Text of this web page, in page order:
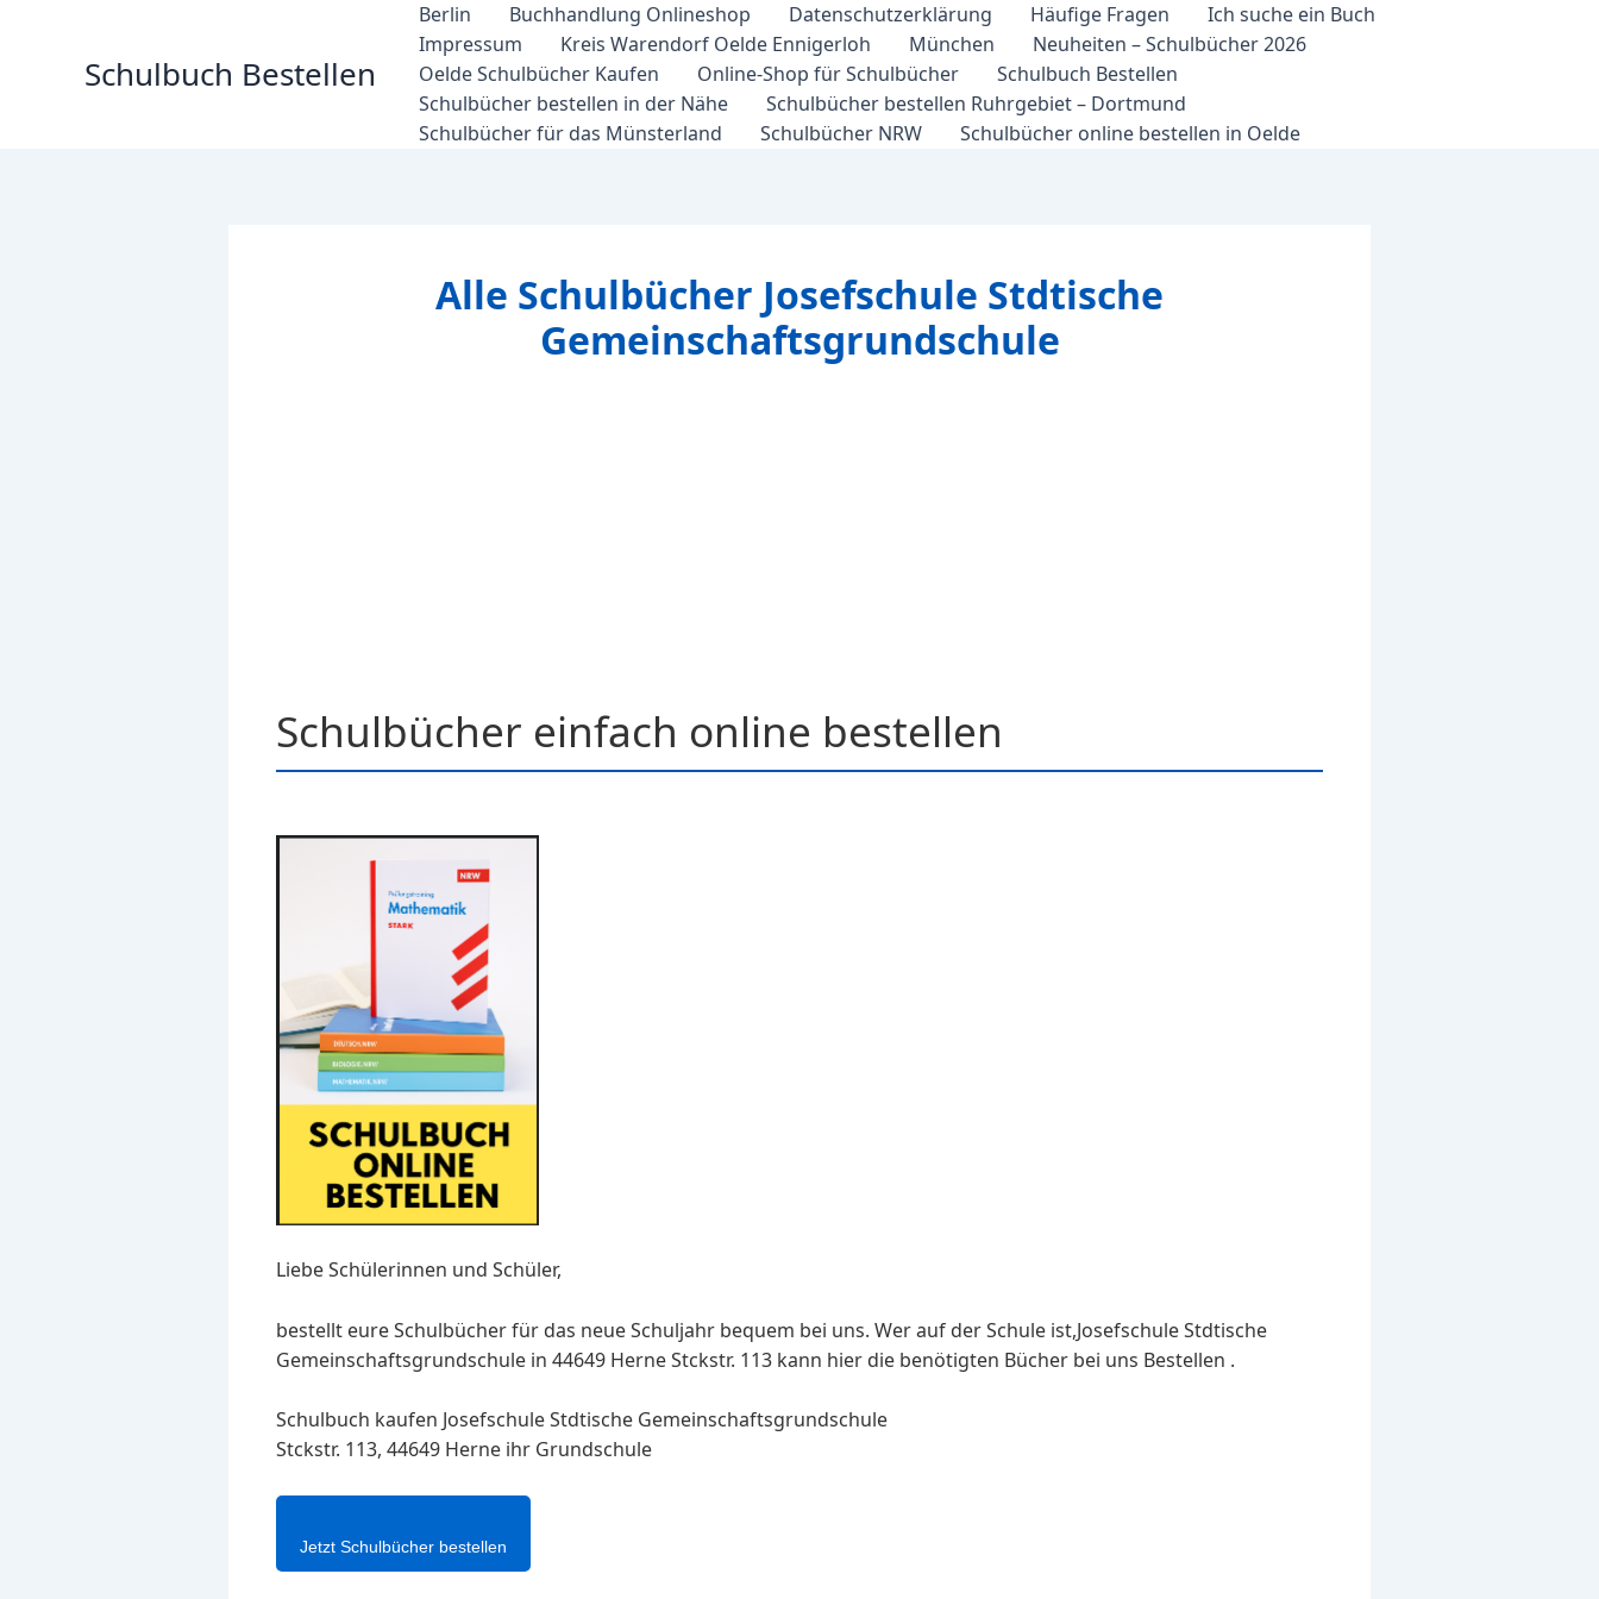
Schulbuch Bestellen
Berlin Buchhandlung Onlineshop Datenschutzerklärung Häufige Fragen
Ich suche ein Buch
Impressum
Kreis Warendorf Oelde Ennigerloh München
Neuheiten – Schulbücher 2026
Oelde Schulbücher Kaufen
Online-Shop für Schulbücher
Schulbuch Bestellen
Schulbücher bestellen in der Nähe
Schulbücher bestellen Ruhrgebiet – Dortmund
Schulbücher für das Münsterland
Schulbücher NRW Schulbücher online bestellen in Oelde
Alle Schulbücher Josefschule Stdtische
Gemeinschaftsgrundschule
Schulbücher einfach online bestellen
Liebe Schülerinnen und Schüler,
bestellt eure Schulbücher für das neue Schuljahr bequem bei uns. Wer auf der Schule ist,Josefschule Stdtische
Gemeinschaftsgrundschule in 44649 Herne Stckstr. 113 kann hier die benötigten Bücher bei uns Bestellen .
Schulbuch kaufen Josefschule Stdtische Gemeinschaftsgrundschule
Stckstr. 113, 44649 Herne ihr Grundschule
Jetzt Schulbücher bestellen